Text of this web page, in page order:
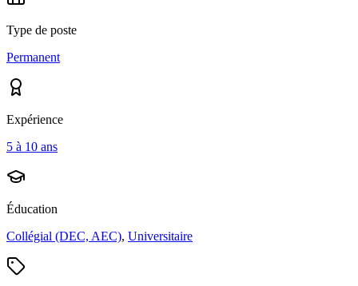
Type de poste
Permanent
Expérience
5 à 10 ans
Éducation
Collégial (DEC, AEC), Universitaire